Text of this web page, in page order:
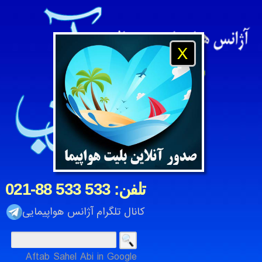
021-88 533 533 :تلفن
کانال تلگرام آژانس هواپیمایی
Aftab Sahel Abi in Google
X